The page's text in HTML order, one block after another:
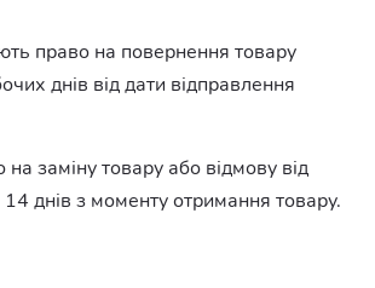
право на повернення товару
днів від дати відправлення
на заміну товару або відмову від
днів з моменту отримання товару.